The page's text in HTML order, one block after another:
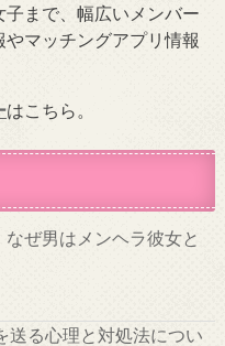
まで、幅広いメンバー
マッチングアプリ情報
はこちら。
ぜ男はメンヘラ彼女と
送る心理と対処法につい